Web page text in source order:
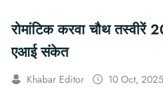
रोमांटिक करवा चौथ
एआई संकेत
Khabar Editor 10 Oct, 2025